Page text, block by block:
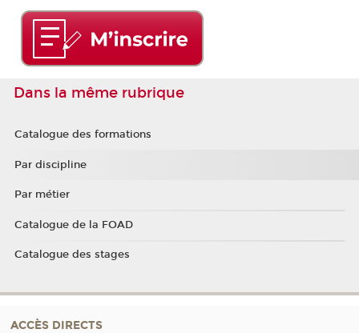
Dans la même rubrique
Catalogue des formations
Par discipline
Par métier
Catalogue de la FOAD
Catalogue des stages
ACCÈS DIRECTS